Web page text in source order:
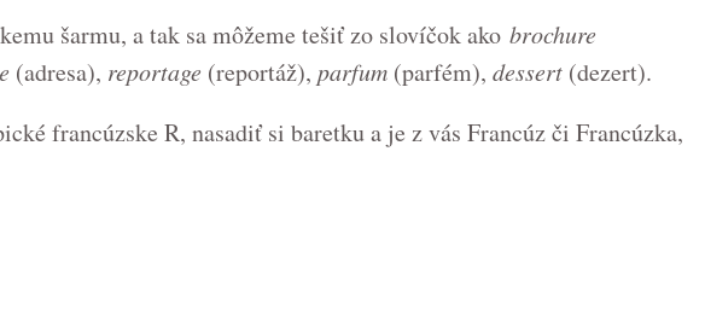
šarmu, a tak sa môžeme tešiť zo slovíčok ako brochure
(adresa), reportage (reportáž), parfum (parfém), dessert (dezert).
francúzske R, nasadiť si baretku a je z vás Francúz či Francúzka,